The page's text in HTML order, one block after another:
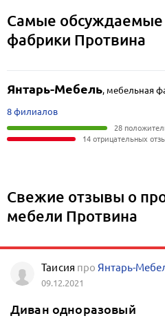
Самые
фабрики Протвина
Янтарь-Мебель,мебельная
8 филиалов
28
14 отрицательных
Свежие отзывы о
мебели Протвина
Таисия про Янтарь-
09.12.2021
Диван одноразовый